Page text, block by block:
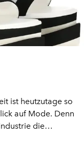
ist heutzutage so
auf Mode. Denn
die